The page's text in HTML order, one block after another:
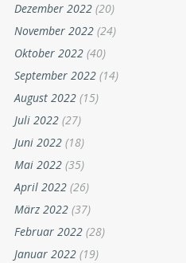
Dezember 2022 (20)
November 2022 (24)
Oktober 2022 (40)
September 2022 (14)
August 2022 (15)
Juli 2022 (27)
Juni 2022 (18)
Mai 2022 (35)
April 2022 (26)
März 2022 (37)
Februar 2022 (28)
Januar 2022 (19)